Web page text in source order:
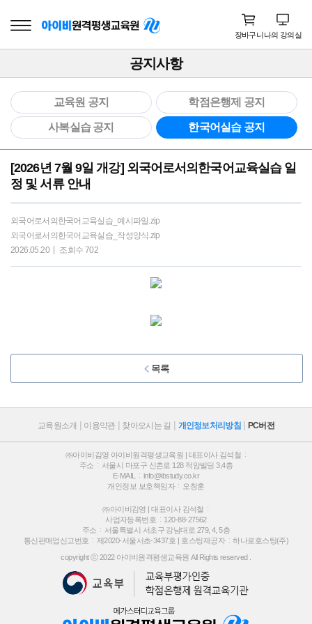
장바구니나의 강의실
공지사항
교육원 공지 학점은행제 공지
사복실습 공지 한국어실습 공지
[2026년 7월 9일 개강] 외국어로서의한국어교육실습 일
정 및 서류 안내
외국어로서의한국어교육실습_예시파일.zip
외국어로서의한국어교육실습_작성양식.zip
2026.05.20
조회수 702
목록
교육원소개 이용약관 찾아오시는 길 개인정보처리방침 PC버전
㈜아이비김영 아이비원격평생교육원 | 대표이사 김석철
주소
서울시 마포구 신촌로 128 적암빌딩 3,4층
E-MAIL
info@ibstudy.co.kr
개인정보 보호책임자
오창훈
㈜아이비김영 | 대표이사 김석철
사업자등록번호
120-88-27562
주소
서울특별시 서초구 강남대로 279, 4, 5층
통신판매업신고번호
제2020-서울서초-3437호 | 호스팅제공자
하나로호스팅(주)
copyright ⓒ 2022 아이비원격평생교육원 All Rights reserved .